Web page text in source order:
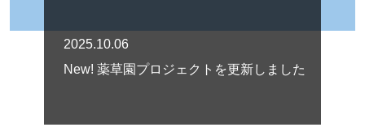
2025.10.06
New! 薬草園プロジェクトを更新しました